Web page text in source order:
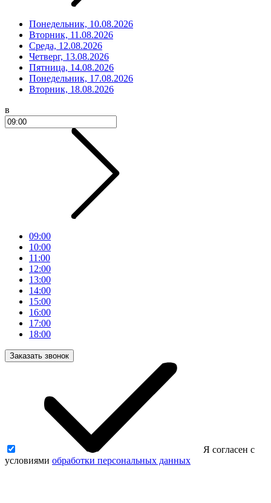
Понедельник, 10.08.2026
Вторник, 11.08.2026
Среда, 12.08.2026
Четверг, 13.08.2026
Пятница, 14.08.2026
Понедельник, 17.08.2026
Вторник, 18.08.2026
в
09:00
10:00
11:00
12:00
13:00
14:00
15:00
16:00
17:00
18:00
Заказать звонок
Я согласен с
условиями обработки персональных данных